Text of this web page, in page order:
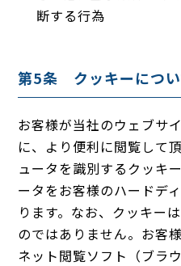
断する行為
第5条 クッキーについ
お客様が当社のウェブサ
に、より便利に閲覧して
ュータを識別するクッキ
ータをお客様のハードデ
ります。なお、クッキー
のではありません。お客
ネット閲覧ソフト（ブラ